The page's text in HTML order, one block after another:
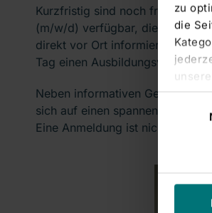
zu
die
Kurzfristig sind noch freie
(m/w/d) verfügbar, die am 1.
direkt vor Ort informieren, ihre
Tag einen Ausbildungsvertrag
Neben informativen
sich auf einen spannenden
Eine Anmeldung ist nicht